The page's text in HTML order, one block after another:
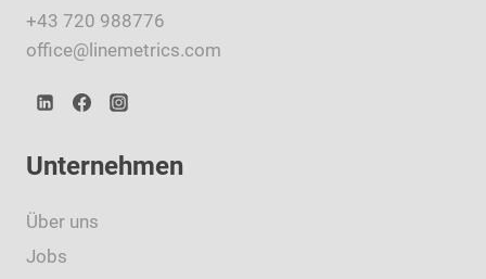
+43 720 988776
office@linemetrics.com
Unternehmen
Über uns
Jobs